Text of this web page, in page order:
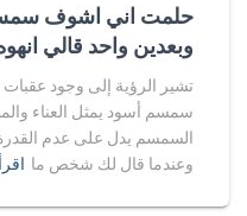
حلمت اني اشوف
وبعدين واحد قالي
تشير الرؤية إلى وجود
سمسم أسود يمثل العناء
السمسم يدل على عدم
وعندما قال لك شخص ما